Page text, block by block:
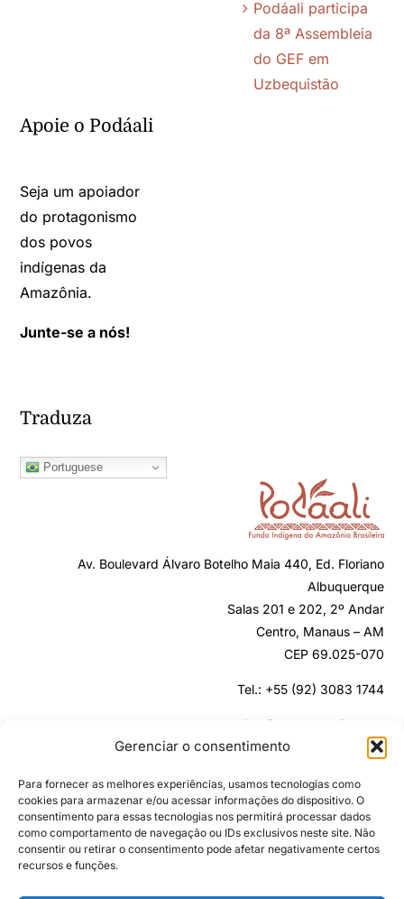
Gerenciar o consentimento
Para fornecer as melhores experiências, usamos tecnologias como
cookies para armazenar e/ou acessar informações do dispositivo. O
consentimento para essas tecnologias nos permitirá processar dados
como comportamento de navegação ou IDs exclusivos neste site. Não
consentir ou retirar o consentimento pode afetar negativamente certos
recursos e funções.
Podáali participa
da 8ª Assembleia
do GEF em
Uzbequistão
Apoie o Podáali
Seja um apoiador
do protagonismo
dos povos
indígenas da
Amazônia.
Junte-se a nós!
Traduza
Portuguese
Av. Boulevard Álvaro Botelho Maia 440, Ed. Floriano
Albuquerque
Salas 201 e 202, 2º Andar
Centro, Manaus – AM
CEP 69.025-070
Tel.: +55 (92) 3083 1744
secretaria@fundopodaali.org.br